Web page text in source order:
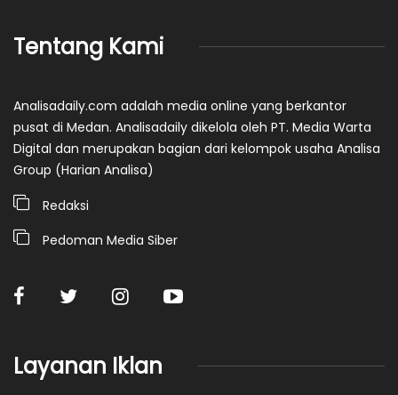
Tentang Kami
Analisadaily.com adalah media online yang berkantor
pusat di Medan. Analisadaily dikelola oleh PT. Media Warta
Digital dan merupakan bagian dari kelompok usaha Analisa
Group (Harian Analisa)
Redaksi
Pedoman Media Siber
Layanan Iklan